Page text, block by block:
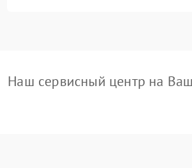
Наш сервисный центр на